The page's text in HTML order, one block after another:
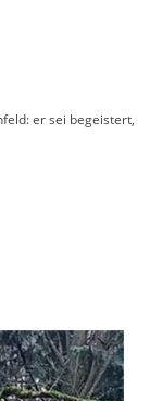
er sei begeistert,